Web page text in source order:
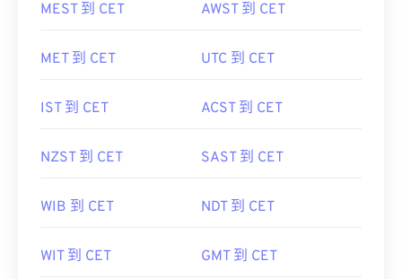
MEST 到 CET AWST 到 CET
MET 到 CET UTC 到 CET
IST 到 CET ACST 到 CET
NZST 到 CET SAST 到 CET
WIB 到 CET NDT 到 CET
WIT 到 CET GMT 到 CET